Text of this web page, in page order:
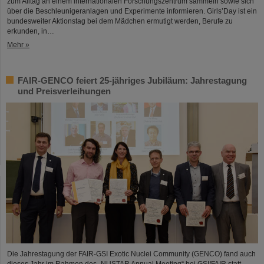
über die Beschleunigeranlagen und Experimente informieren. Girls’Day ist ein
bundesweiter Aktionstag bei dem Mädchen ermutigt werden, Berufe zu
erkunden, in…
Mehr »
FAIR-GENCO feiert 25-jähriges Jubiläum: Jahrestagung
und Preisverleihungen
Die Jahrestagung der FAIR-GSI Exotic Nuclei Community (GENCO) fand auch